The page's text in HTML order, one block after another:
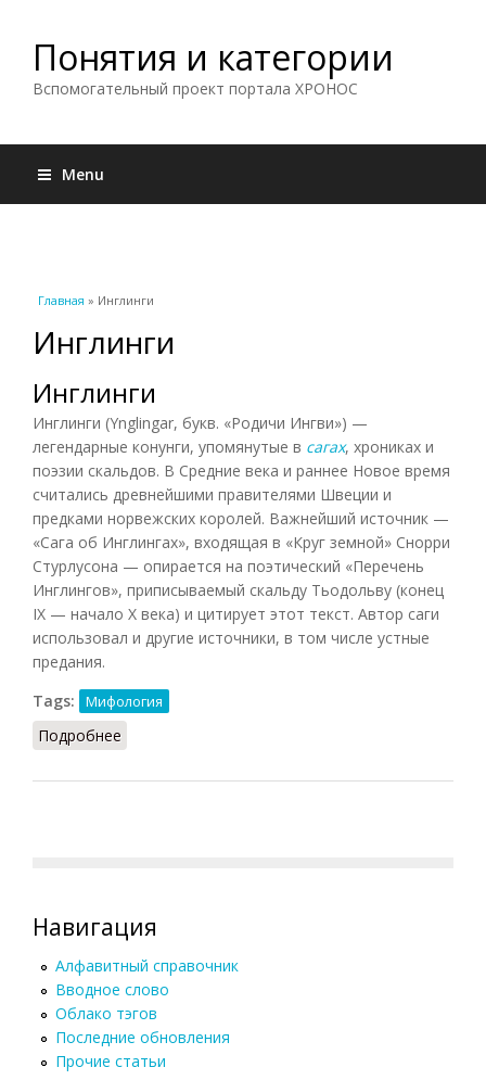
Понятия и категории
Вспомогательный проект портала ХРОНОС
Menu
Вы здесь
Главная » Инглинги
Инглинги
Инглинги
Инглинги (Ynglingar, букв. «Родичи Ингви») —
легендарные конунги, упомянутые в сагах, хрониках и
поэзии скальдов. В Средние века и раннее Новое время
считались древнейшими правителями Швеции и
предками норвежских королей. Важнейший источник —
«Сага об Инглингах», входящая в «Круг земной» Снорри
Стурлусона — опирается на поэтический «Перечень
Инглингов», приписываемый скальду Тьодольву (конец
IX — начало X века) и цитирует этот текст. Автор саги
использовал и другие источники, в том числе устные
предания.
Tags:
Мифология
Подробнее
Навигация
Алфавитный справочник
Вводное слово
Облако тэгов
Последние обновления
Прочие статьи